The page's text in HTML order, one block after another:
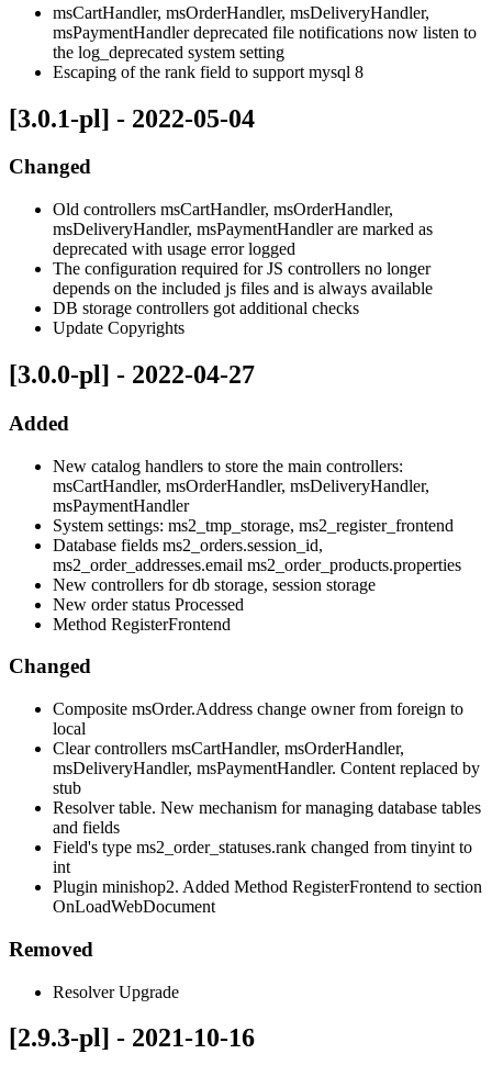
msCartHandler, msOrderHandler, msDeliveryHandler,
msPaymentHandler deprecated file notifications now listen to
the log_deprecated system setting
Escaping of the rank field to support mysql 8
[3.0.1-pl] - 2022-05-04
Changed
Old controllers msCartHandler, msOrderHandler,
msDeliveryHandler, msPaymentHandler are marked as
deprecated with usage error logged
The configuration required for JS controllers no longer
depends on the included js files and is always available
DB storage controllers got additional checks
Update Copyrights
[3.0.0-pl] - 2022-04-27
Added
New catalog handlers to store the main controllers:
msCartHandler, msOrderHandler, msDeliveryHandler,
msPaymentHandler
System settings: ms2_tmp_storage, ms2_register_frontend
Database fields ms2_orders.session_id,
ms2_order_addresses.email ms2_order_products.properties
New controllers for db storage, session storage
New order status Processed
Method RegisterFrontend
Changed
Composite msOrder.Address change owner from foreign to
local
Clear controllers msCartHandler, msOrderHandler,
msDeliveryHandler, msPaymentHandler. Content replaced by
stub
Resolver table. New mechanism for managing database tables
and fields
Field's type ms2_order_statuses.rank changed from tinyint to
int
Plugin minishop2. Added Method RegisterFrontend to section
OnLoadWebDocument
Removed
Resolver Upgrade
[2.9.3-pl] - 2021-10-16